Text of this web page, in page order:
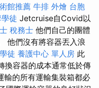
館推薦 牛排 外燴 台胞
徒 Jetcruise自Covid以
稅務士 他們自己的團體
他們沒有將容器丟入浪
徒 養護中心 單人房 此
換容器的成本通常低於傳
輸的所有運輸集裝箱都必